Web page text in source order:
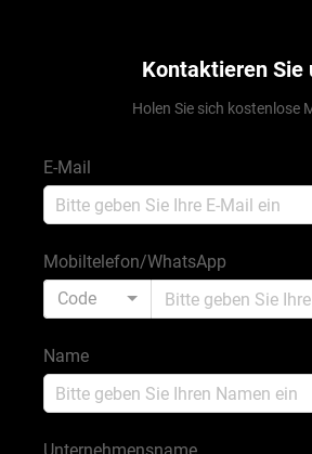
Kontaktieren Sie
Holen Sie sich kostenlose
E-Mail
Mobiltelefon/WhatsApp
Code
Name